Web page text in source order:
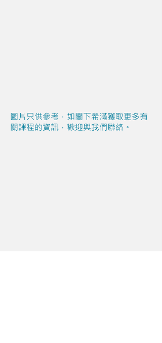
圖片只供參考，如閣下希滿獲取更多有
關課程的資訊，歡迎與我們聯絡。